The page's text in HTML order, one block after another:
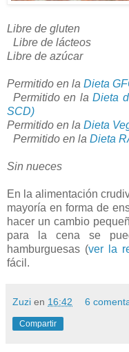
Libre de gluten
Libre de lácteos
Libre de azúcar
Permitido en la Dieta
Permitido en laDieta
SCD)
Permitido en la Dieta
Permitido en la Dieta
Sin nueces
En la alimentación
mayoría en forma de
hacer un cambio
para la cena se
hamburguesas (ver la
fácil.
Zuzi en 16:42 6
Compartir